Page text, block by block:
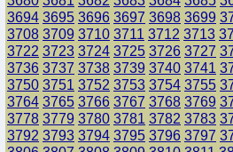
3694 3695 3696 3697 3698 3699
3708 3709 3710 3711 3712 3713
3722 3723 3724 3725 3726 3727
3736 3737 3738 3739 3740 3741
3750 3751 3752 3753 3754 3755
3764 3765 3766 3767 3768 3769
3778 3779 3780 3781 3782 3783
3792 3793 3794 3795 3796 3797